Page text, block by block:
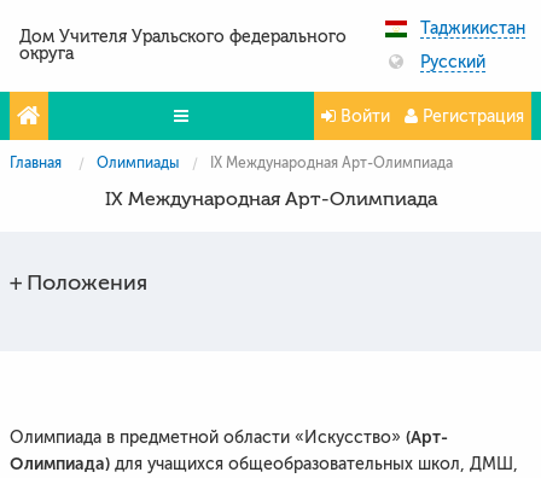
Дом Учителя Уральского федерального
округа
Таджикистан
Русский
Олимпиады
Войти Регистрация
Главная Олимпиады IX Международная Арт-Олимпиада
IX Международная Арт-Олимпиада
Положения
Олимпиада в предметной области «Искусство» (Арт-
Олимпиада) для учащихся общеобразовательных школ, ДМШ,